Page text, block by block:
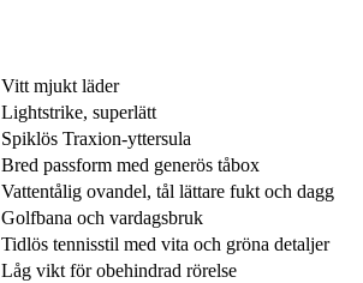
Vitt mjukt läder
Lightstrike, superlätt
Spiklös Traxion-yttersula
Bred passform med generös tåbox
Vattentålig ovandel, tål lättare fukt och dagg
Golfbana och vardagsbruk
Tidlös tennisstil med vita och gröna detaljer
Låg vikt för obehindrad rörelse